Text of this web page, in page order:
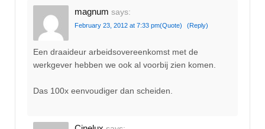
magnum says:
February 23, 2012 at 7:33 pm(Quote) (Reply)
Een draaideur arbeidsovereenkomst met de
werkgever hebben we ook al voorbij zien komen.
Das 100x eenvoudiger dan scheiden.